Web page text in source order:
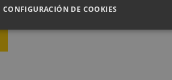
CONFIGURACIÓN DE COOKIES